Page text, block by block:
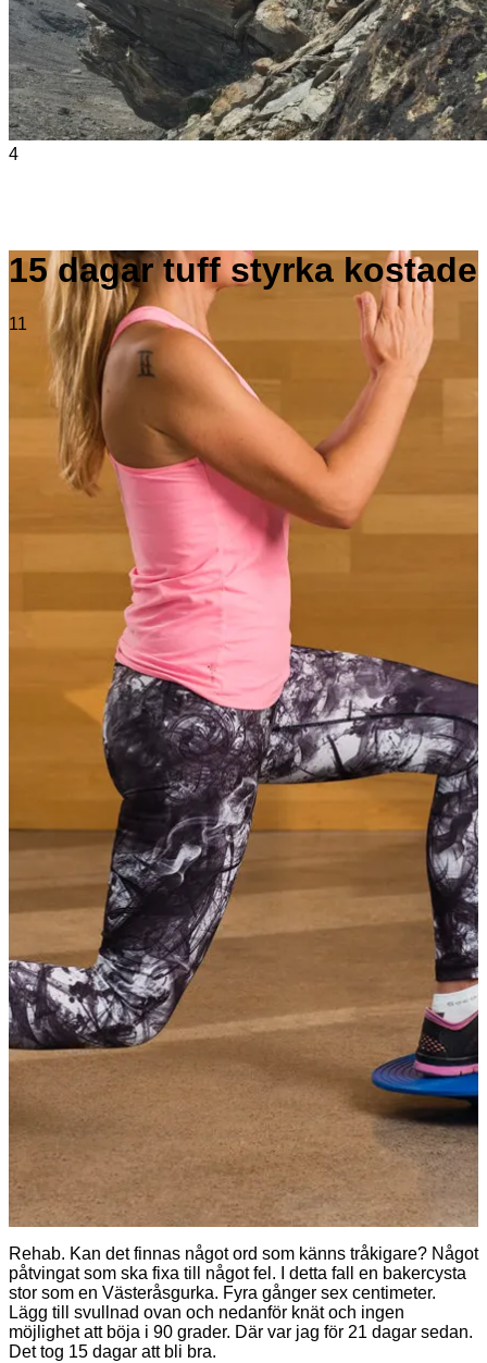
4
15 dagar tuff styrka kostade
11
Rehab. Kan det finnas något ord som känns tråkigare? Något
påtvingat som ska fixa till något fel. I detta fall en bakercysta
stor som en Västeråsgurka. Fyra gånger sex centimeter.
Lägg till svullnad ovan och nedanför knät och ingen
möjlighet att böja i 90 grader. Där var jag för 21 dagar sedan.
Det tog 15 dagar att bli bra.